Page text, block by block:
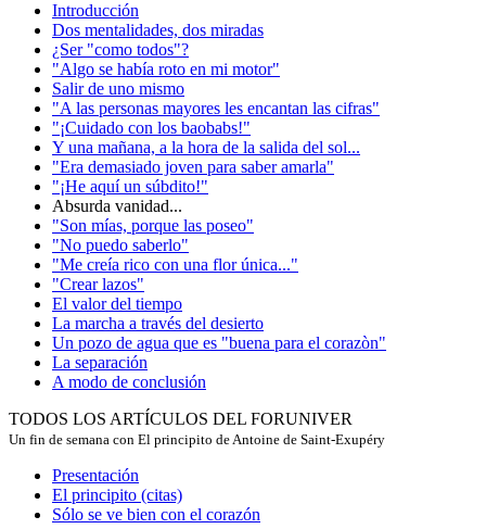
Introducción
Dos mentalidades, dos miradas
¿Ser "como todos"?
"Algo se había roto en mi motor"
Salir de uno mismo
"A las personas mayores les encantan las cifras"
"¡Cuidado con los baobabs!"
Y una mañana, a la hora de la salida del sol...
"Era demasiado joven para saber amarla"
"¡He aquí un súbdito!"
Absurda vanidad...
"Son mías, porque las poseo"
"No puedo saberlo"
"Me creía rico con una flor única..."
"Crear lazos"
El valor del tiempo
La marcha a través del desierto
Un pozo de agua que es "buena para el corazòn"
La separación
A modo de conclusión
TODOS LOS ARTÍCULOS DEL FORUNIVER
Un fin de semana con El principito de Antoine de Saint-Exupéry
Presentación
El principito (citas)
Sólo se ve bien con el corazón